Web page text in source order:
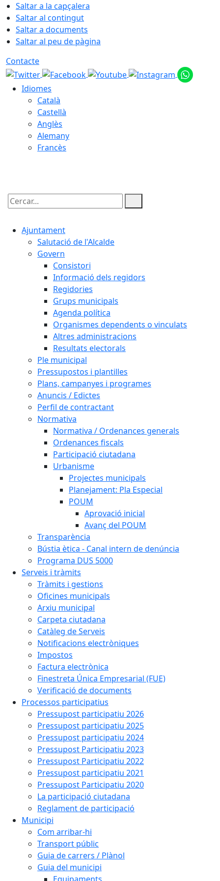
Saltar a la capçalera
Saltar al contingut
Saltar a documents
Saltar al peu de pàgina
Contacte
Idiomes
Català
Castellà
Anglès
Alemany
Francès
Cercar:
Ajuntament
Salutació de l'Alcalde
Govern
Consistori
Informació dels regidors
Regidories
Grups municipals
Agenda política
Organismes dependents o vinculats
Altres administracions
Resultats electorals
Ple municipal
Pressupostos i plantilles
Plans, campanyes i programes
Anuncis / Edictes
Perfil de contractant
Normativa
Normativa / Ordenances generals
Ordenances fiscals
Participació ciutadana
Urbanisme
Projectes municipals
Planejament: Pla Especial
POUM
Aprovació inicial
Avanç del POUM
Transparència
Bústia ètica - Canal intern de denúncia
Programa DUS 5000
Serveis i tràmits
Tràmits i gestions
Oficines municipals
Arxiu municipal
Carpeta ciutadana
Catàleg de Serveis
Notificacions electròniques
Impostos
Factura electrònica
Finestreta Única Empresarial (FUE)
Verificació de documents
Processos participatius
Pressupost participatiu 2026
Pressupost participatiu 2025
Pressupost participatiu 2024
Pressupost Participatiu 2023
Pressupost Participatiu 2022
Pressupost participatiu 2021
Pressupost Participatiu 2020
La participació ciutadana
Reglament de participació
Municipi
Com arribar-hi
Transport públic
Guia de carrers / Plànol
Guia del municipi